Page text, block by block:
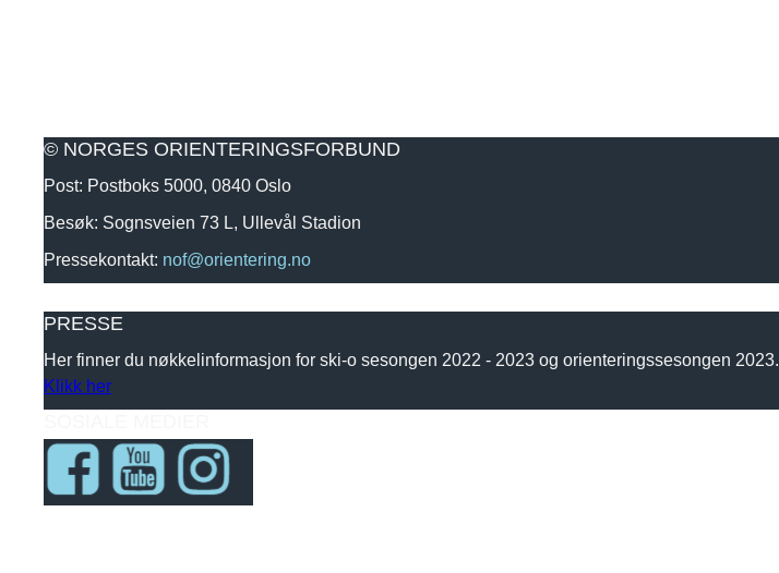
© NORGES ORIENTERINGSFORBUND
Post: Postboks 5000, 0840 Oslo
Besøk: Sognsveien 73 L, Ullevål Stadion
Pressekontakt: nof@orientering.no
PRESSE
Her finner du nøkkelinformasjon for ski-o sesongen 2022 - 2023 og orienteringssesongen 2023.
Klikk her